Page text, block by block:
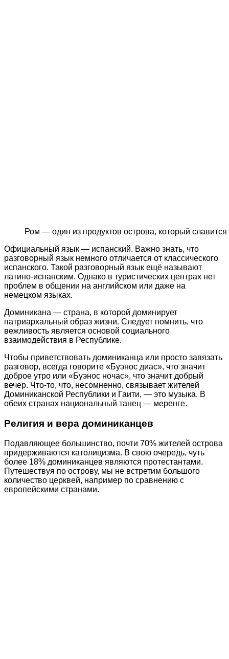
Ром — один из продуктов острова, который
Официальный язык — испанский. Важно знать, что
разговорный язык немного отличается от классического
испанского. Такой разговорный язык ещё называют
латино-испанским. Однако в туристических центрах нет
проблем в общении на английском или даже на
немецком языках.
Доминикана — страна, в которой доминирует
патриархальный образ жизни. Следует помнить, что
вежливость является основой социального
взаимодействия в Республике.
Чтобы приветствовать доминиканца или просто завязать
разговор, всегда говорите «Буэнос диас», что значит
доброе утро или «Буэнос ночас», что значит добрый
вечер. Что-то, что, несомненно, связывает жителей
Доминиканской Республики и Гаити, — это музыка. В
обеих странах национальный танец — меренге.
Религия и вера доминиканцев
Подавляющее большинство, почти 70% жителей острова
придерживаются католицизма. В свою очередь, чуть
более 18% доминиканцев являются протестантами.
Путешествуя по острову, мы не встретим большого
количество церквей, например по сравнению с
европейскими странами.